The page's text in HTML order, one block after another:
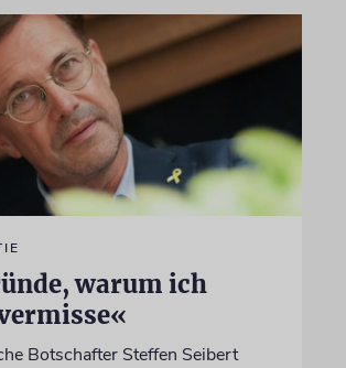
warum ich
Botschafter Steffen Seibert